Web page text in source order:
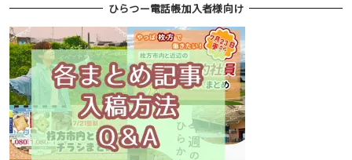
ひらつー電話帳加入者様向け